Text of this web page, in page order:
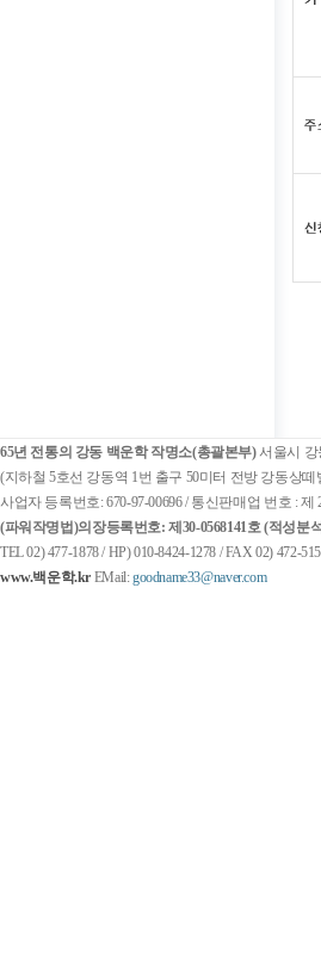
65년 전통의 강동 백운학 작명소(총괄본부) 서울시 강
(지하철 5호선 강동역 1번 출구 50미터 전방 강동상떼
사업자 등록번호: 670-97-00696 / 통신판매업 번호 : 제
(파워작명법)의장등록번호: 제30-0568141호(적성분
TEL 02) 477-1878 / HP) 010-8424-1278 / FAX 02) 472-
www.백운학.kr EMail:goodname33@naver.com